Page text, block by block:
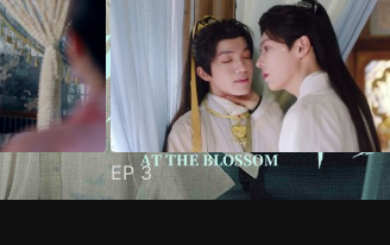
EP3